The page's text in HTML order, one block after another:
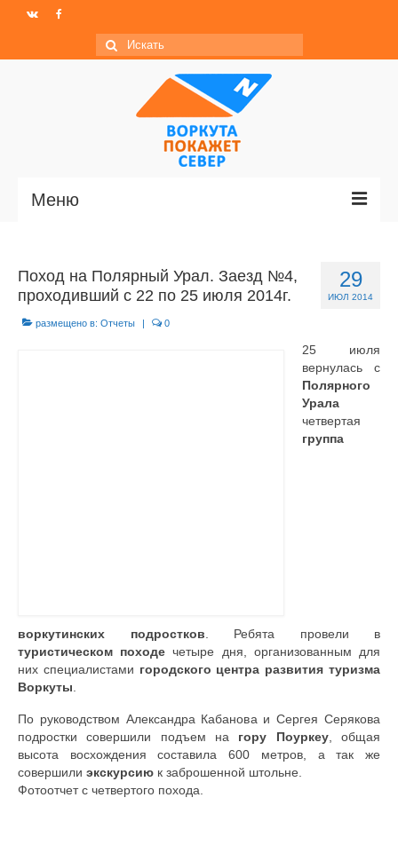
Искать:
Меню
Новости
МО ГО «Воркута»
29
ИЮЛ 2014
Поход на Полярный Урал. Заезд №4,
проходивший с 22 по 25 июля 2014г.
размещено в: Отчеты | 0
25 июля
вернулась с
Полярного
Урала
четвертая
группа
воркутинских подростков . Ребята провели в
туристическом походе четыре дня, организованным для
них специалистами городского центра развития туризма
Воркуты
По руководством Александра Кабанова и Сергея Серякова
подростки совершили подъем на гору Поуркеу, общая
высота восхождения составила 600 метров, а так же
совершили экскурсию к заброшенной штольне.
Фотоотчет с четвертого похода.